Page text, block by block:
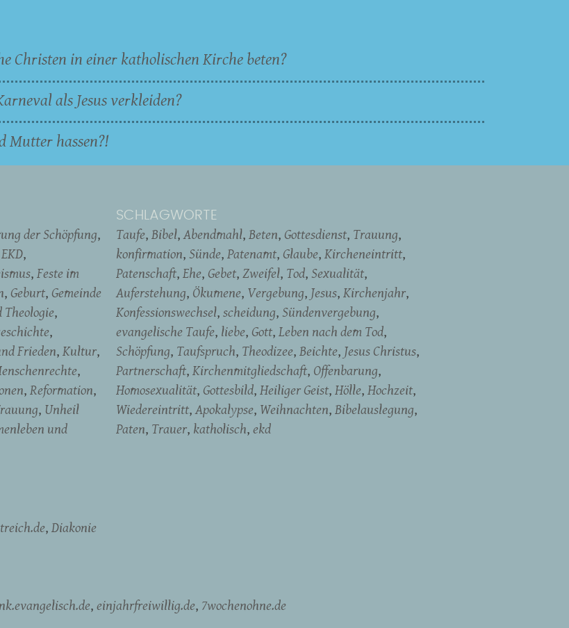
Christen in einer katholischen Kirche beten?
als Jesus verkleiden?
Mutter hassen?!
der Schöpfung
EKD
Feste im
Geburt Gemeinde
Theologie
Frieden Kultur
Reformation
Unheil
und
SCHLAGWORTE
Taufe Bibel Abendmahl Beten Gottesdienst Trauung
konfirmation Sünde Patenamt Glaube Kircheneintritt
Patenschaft Ehe Gebet Zweifel Tod Sexualität
Auferstehung Ökumene Vergebung Jesus Kirchenjahr
Konfessionswechsel scheidung Sündenvergebung
evangelische Taufe liebe Gott Leben nach dem Tod
Schöpfung Taufspruch Theodizee Beichte Jesus Christus
Partnerschaft Kirchenmitgliedschaft Offenbarung
Homosexualität Gottesbild Heiliger Geist Hölle Hochzeit
Wiedereintritt Apokalypse Weihnachten Bibelauslegung
Paten Trauer katholisch ekd
Diakonie
einjahrfreiwillig.de 7wochenohne.de